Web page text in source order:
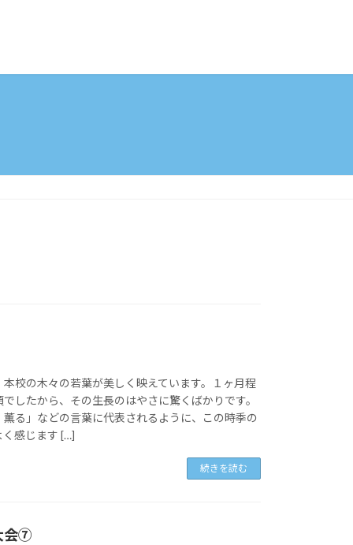
校の木々の若葉が美しく映えています。１ヶ月程
したから、その生長のはやさに驚くばかりです。
る」などの言葉に代表されるように、この時季の
く感じます […]
続きを読む
会⑦